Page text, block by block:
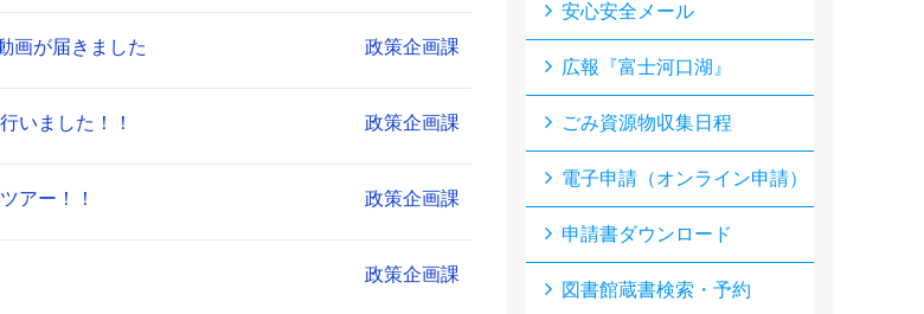
画が届きました 政策企画課
いました！！ 政策企画課
アー！！ 政策企画課
政策企画課
安心安全メール
広報『富士河口湖』
ごみ資源物収集日程
電子申請（オンライン申請）
申請書ダウンロード
図書館蔵書検索・予約